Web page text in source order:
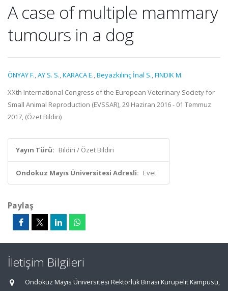
A case of multiple mammary
tumours in a dog
ÖNYAY F.,AY S. S.,KARACA E.,Beyazkılınç İnal S.,FINDIK M.
XXth International Congress of the European Veterinary Society for
Small Animal Reproduction (EVSSAR), 29 Haziran 2016 - 01 Temmuz
2017, (Özet Bildiri)
Yayın Türü: Bildiri / Özet Bildiri
Ondokuz Mayıs Üniversitesi Adresli: Evet
Paylaş
İletişim Bilgileri
Ondokuz Mayıs Üniversitesi Rektörlük Binası Kurupelit Kampüsü,